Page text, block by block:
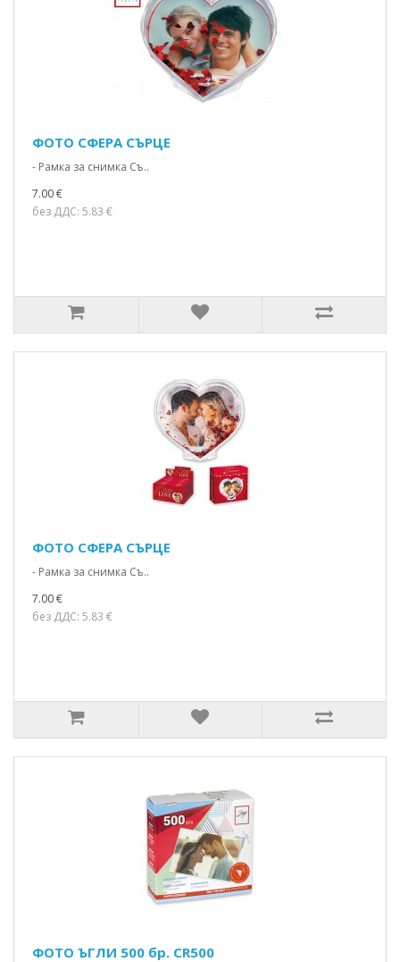
ФОТО СФЕРА СЪРЦЕ
- Рамка за снимка Съ..
7.00 €
без ДДС: 5.83 €
ФОТО СФЕРА СЪРЦЕ
- Рамка за снимка Съ..
7.00 €
без ДДС: 5.83 €
ФОТО ЪГЛИ 500 бр. CR500